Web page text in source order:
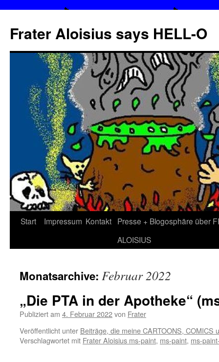
Frater Aloisius says HELL-O
Zum
Start Impressum Kontakt Presse + Blogosphäre über
ALOISIUS
Monatsarchive: Februar 2022
„Die PTA in der Apotheke“
Publiziert am 4. Februar 2022von Frater
Veröffentlicht unter Beiträge, die meine CARTOONS, COMICS
Verschlagwortet mit Frater Aloisius ms-paint, ms-paint, ms-